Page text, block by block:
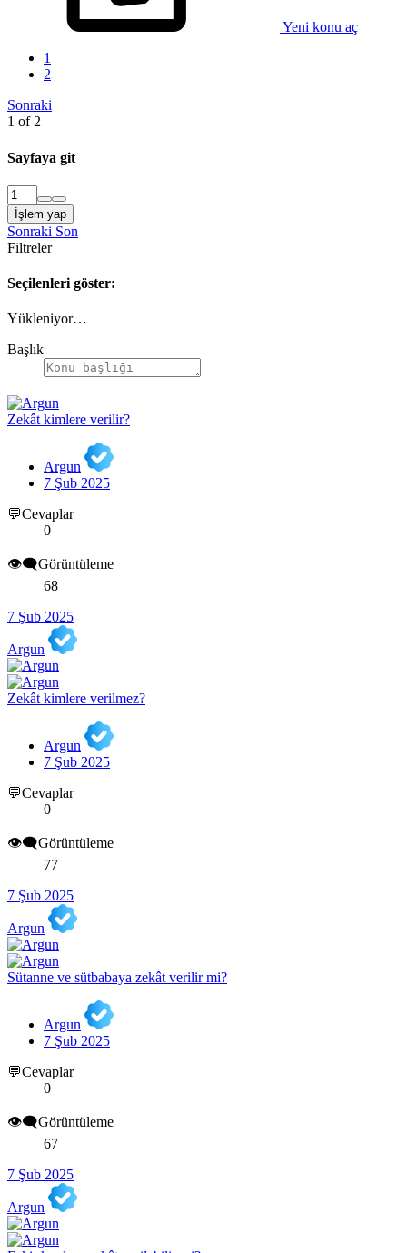
Yeni konu aç
1
2
Sonraki
1 of 2
Sayfaya git
İşlem yap
Sonraki Son
Filtreler
Seçilenleri göster:
Yükleniyor…
Başlık
Zekât kimlere verilir?
Argun
7 Şub 2025
💬Cevaplar
0
👁️‍🗨️Görüntüleme
68
7 Şub 2025
Argun
Zekât kimlere verilmez?
Argun
7 Şub 2025
💬Cevaplar
0
👁️‍🗨️Görüntüleme
77
7 Şub 2025
Argun
Sütanne ve sütbabaya zekât verilir mi?
Argun
7 Şub 2025
💬Cevaplar
0
👁️‍🗨️Görüntüleme
67
7 Şub 2025
Argun